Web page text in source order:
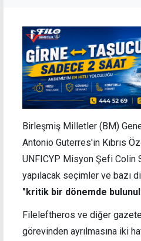
Birleşmiş Milletler (BM)
Antonio Guterres'in Kıbrıs
UNFICYP Misyon Şefi Colin
yapılacak seçimler ve bazı
"kritik bir dönemde
Fileleftheros ve diğer
görevinden ayrılmasına iki